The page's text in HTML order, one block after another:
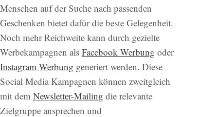
Menschen auf der Suche nach passenden
Geschenken bietet dafür die beste Gelegenheit.
Noch mehr Reichweite kann durch gezielte
Werbekampagnen als Facebook Werbung oder
Instagram Werbung generiert werden. Diese
Social Media Kampagnen können zweitgleich
mit dem Newsletter-Mailing die relevante
Zielgruppe ansprechen und